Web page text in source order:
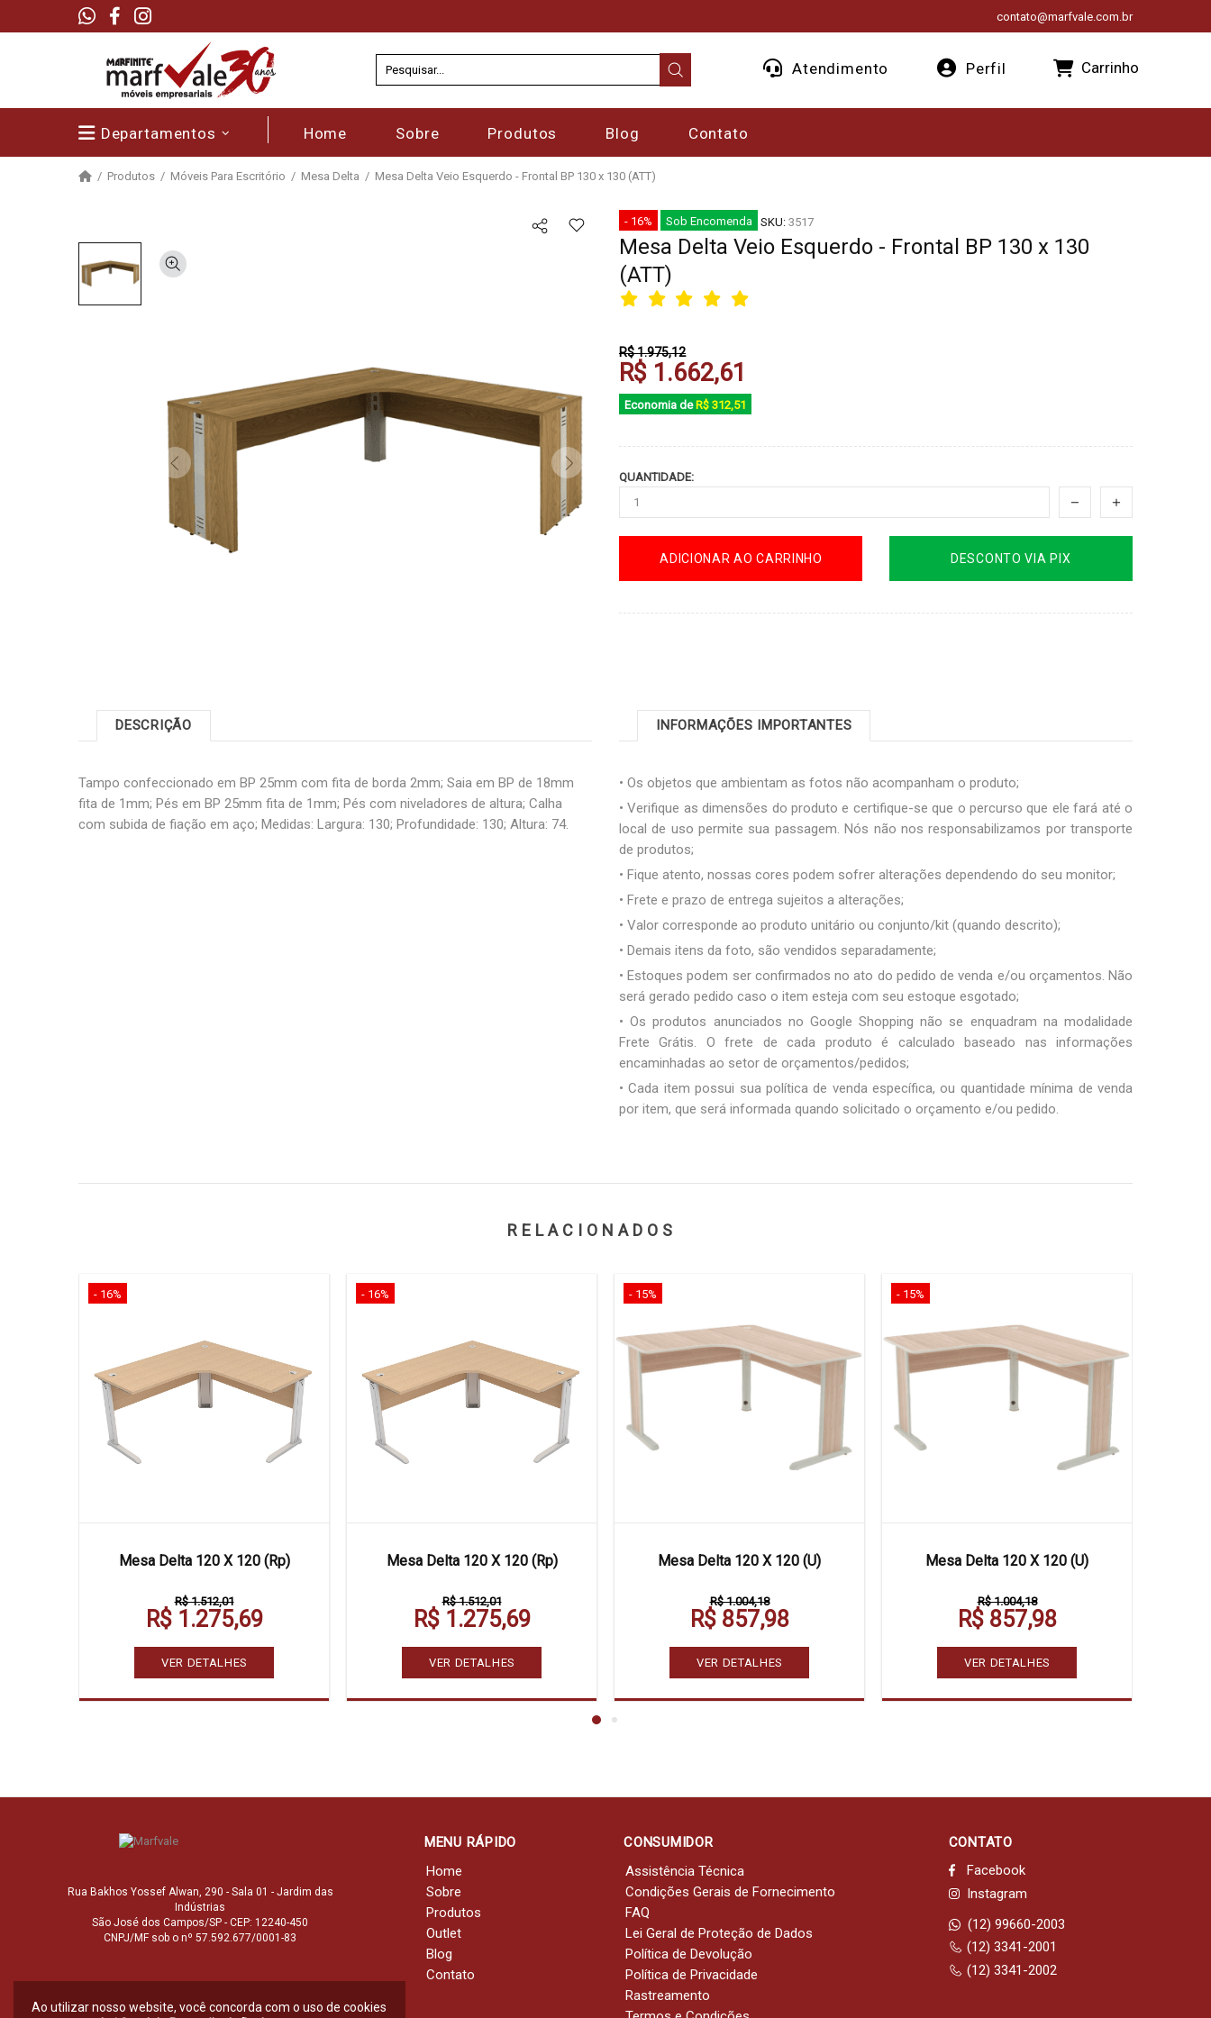
contato@marfvale.com.br
Atendimento Perfil Carrinho
Departamentos Home Sobre Produtos Blog Contato
Produtos Móveis Para Escritório Mesa Delta Mesa Delta Veio Esquerdo - Frontal BP 130 x 130 (ATT)
- 16% Sob Encomenda SKU: 3517
Mesa Delta Veio Esquerdo - Frontal BP 130 x 130
(ATT)
R$ 1.975,12
R$ 1.662,61
Economia de R$ 312,51
QUANTIDADE:
ADICIONAR AO CARRINHO DESCONTO VIA PIX
DESCRIÇÃO
Tampo confeccionado em BP 25mm com fita de borda 2mm; Saia em BP de 18mm
fita de 1mm; Pés em BP 25mm fita de 1mm; Pés com niveladores de altura; Calha
com subida de fiação em aço; Medidas: Largura: 130; Profundidade: 130; Altura: 74.
INFORMAÇÕES IMPORTANTES
• Os objetos que ambientam as fotos não acompanham o produto;
• Verifique as dimensões do produto e certifique-se que o percurso que ele fará até o
local de uso permite sua passagem. Nós não nos responsabilizamos por transporte
de produtos;
• Fique atento, nossas cores podem sofrer alterações dependendo do seu monitor;
• Frete e prazo de entrega sujeitos a alterações;
• Valor corresponde ao produto unitário ou conjunto/kit (quando descrito);
• Demais itens da foto, são vendidos separadamente;
• Estoques podem ser confirmados no ato do pedido de venda e/ou orçamentos. Não
será gerado pedido caso o item esteja com seu estoque esgotado;
• Os produtos anunciados no Google Shopping não se enquadram na modalidade
Frete Grátis. O frete de cada produto é calculado baseado nas informações
encaminhadas ao setor de orçamentos/pedidos;
• Cada item possui sua política de venda específica, ou quantidade mínima de venda
por item, que será informada quando solicitado o orçamento e/ou pedido.
RELACIONADOS
- 16%
Mesa Delta 120 X 120 (Rp)
R$ 1.512,01
R$ 1.275,69
VER DETALHES
- 16%
Mesa Delta 120 X 120 (Rp)
R$ 1.512,01
R$ 1.275,69
VER DETALHES
- 15%
Mesa Delta 120 X 120 (U)
R$ 1.004,18
R$ 857,98
VER DETALHES
- 15%
Mesa Delta 120 X 120 (U)
R$ 1.004,18
R$ 857,98
VER DETALHES
Rua Bakhos Yossef Alwan, 290 - Sala 01 - Jardim das
Indústrias
São José dos Campos/SP - CEP: 12240-450
CNPJ/MF sob o nº 57.592.677/0001-83
MENU RÁPIDO
Home
Sobre
Produtos
Outlet
Blog
Contato
CONSUMIDOR
Assistência Técnica
Condições Gerais de Fornecimento
FAQ
Lei Geral de Proteção de Dados
Política de Devolução
Política de Privacidade
Rastreamento
CONTATO
Facebook
Instagram
(12) 99660-2003
(12) 3341-2001
(12) 3341-2002
Ao utilizar nosso website, você concorda com o uso de cookies